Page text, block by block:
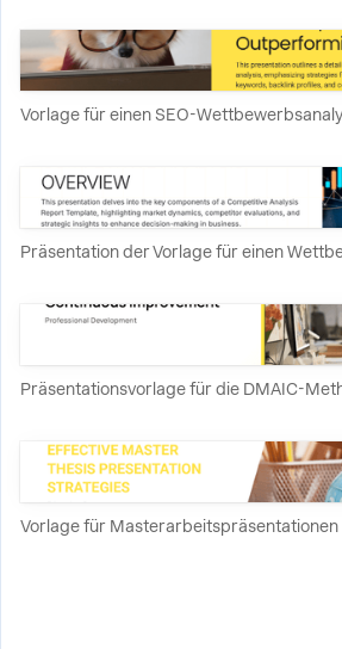
Vorlage für einen SEO-
Präsentation der Vorlage für einen
Präsentationsvorlage für die DMAIC-
Vorlage für Masterarbeitspräsentationen